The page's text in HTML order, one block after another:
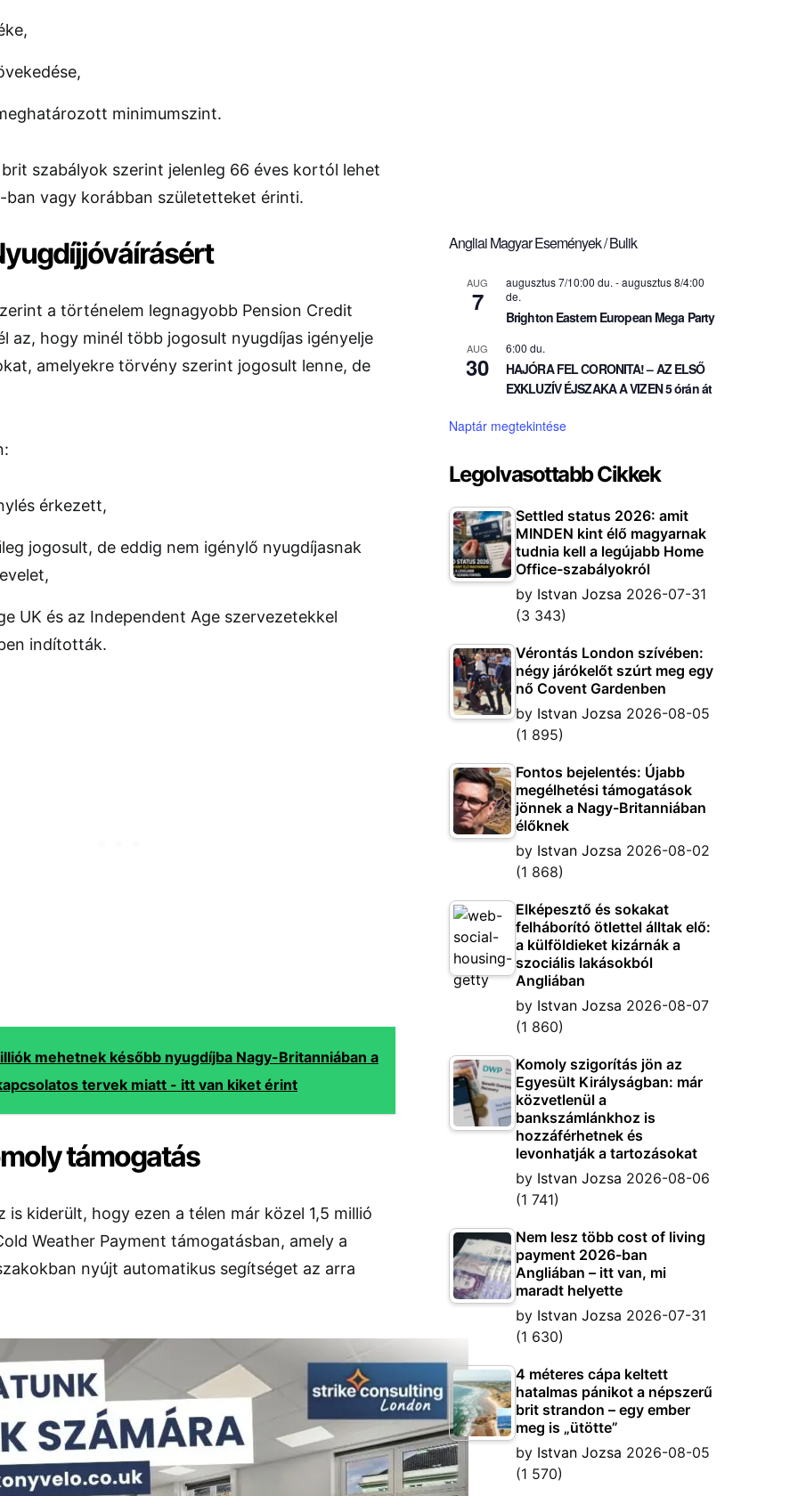
minimumszint.
szabályok szerint jelenleg 66 éves kortól lehet
ban vagy korábban születetteket érinti.
a történelem legnagyobb Pension Credit
az, hogy minél több jogosult nyugdíjas igényelje
amelyekre törvény szerint jogosult lenne, de
érkezett,
jogosult, de eddig nem igénylő nyugdíjasnak
UK és az Independent Age szervezetekkel
indították.
mehetnek később nyugdíjba Nagy-Britanniában a
tervek miatt - itt van kiket érint
támogatás
is kiderült, hogy ezen a télen már közel 1,5 millió
Weather Payment támogatásban, amely a
nyújt automatikus segítséget az arra
Angliai Magyar Események / Bulik
AUG
7
augusztus 7/10:00 du. -augusztus 8/4:00
de.
Brighton Eastern European Mega Party
AUG
30
6:00 du.
HAJÓRA FEL CORONITA! – AZ ELSŐ
EXKLUZÍV ÉJSZAKA A VIZEN 5 órán át
Naptár megtekintése
Legolvasottabb Cikkek
Settled status 2026: amit
MINDEN kint élő magyarnak
tudnia kell a legújabb Home
Office-szabályokról
by Istvan Jozsa 2026-07-31
(3 343)
Vérontás London szívében:
négy járókelőt szúrt meg egy
nő Covent Gardenben
by Istvan Jozsa 2026-08-05
(1 895)
Fontos bejelentés: Újabb
megélhetési támogatások
jönnek a Nagy-Britanniában
élőknek
by Istvan Jozsa 2026-08-02
(1 868)
Elképesztő és sokakat
felháborító ötlettel álltak elő:
a külföldieket kizárnák a
szociális lakásokból
Angliában
by Istvan Jozsa 2026-08-07
(1 860)
Komoly szigorítás jön az
Egyesült Királyságban: már
közvetlenül a
bankszámlánkhoz is
hozzáférhetnek és
levonhatják a tartozásokat
by Istvan Jozsa 2026-08-06
(1 741)
Nem lesz több cost of living
payment 2026-ban
Angliában – itt van, mi
maradt helyette
by Istvan Jozsa 2026-07-31
(1 630)
4 méteres cápa keltett
hatalmas pánikot a népszerű
brit strandon – egy ember
meg is „ütötte”
by Istvan Jozsa 2026-08-05
(1 570)